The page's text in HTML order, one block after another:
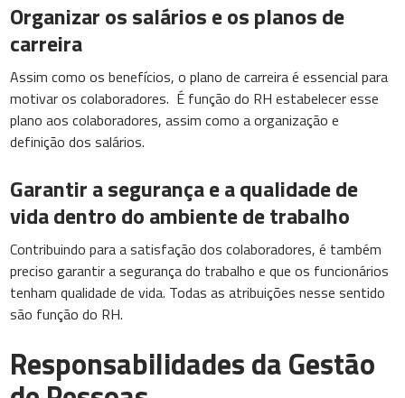
Organizar os salários e os planos de
carreira
Assim como os benefícios, o plano de carreira é essencial para
motivar os colaboradores. É função do RH estabelecer esse
plano aos colaboradores, assim como a organização e
definição dos salários.
Garantir a segurança e a qualidade de
vida dentro do ambiente de trabalho
Contribuindo para a satisfação dos colaboradores, é também
preciso garantir a segurança do trabalho e que os funcionários
tenham qualidade de vida. Todas as atribuições nesse sentido
são função do RH.
Responsabilidades da Gestão